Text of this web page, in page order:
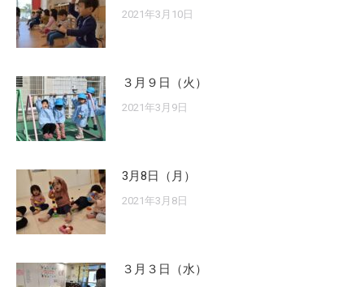
2021年3月10日
３月９日（火）
2021年3月9日
3月8日（月）
2021年3月8日
３月３日（水）